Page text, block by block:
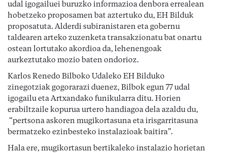
udal igogailuei buruzko informazioa denbora errealean
hobetzeko proposamen bat aztertuko du, EH Bilduk
proposatuta. Alderdi subiranistaren eta gobernu
taldearen arteko zuzenketa transakzionatu bat onartu
ostean lortutako akordioa da, lehenengoak
aurkeztutako mozio baten ondorioz.
Karlos Renedo Bilboko Udaleko EH Bilduko
zinegotziak gogorarazi duenez, Bilbok egun 77 udal
igogailu eta Artxandako funikularra ditu. Horien
erabiltzaile kopurua urtero handiagoa dela azaldu du,
“pertsona askoren mugikortasuna eta irisgarritasuna
bermatzeko ezinbesteko instalazioak baitira”.
Hala ere, mugikortasun bertikaleko instalazio horietan